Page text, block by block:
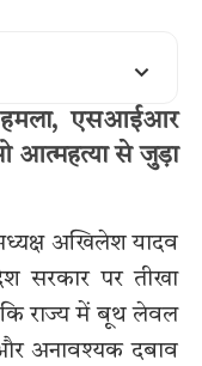
हमला, एसआईआर
आत्महत्या से जुड़ा
अखिलेश यादव
सरकार पर तीखा
कि राज्य में बूथ लेवल
और अनावश्यक दबाव